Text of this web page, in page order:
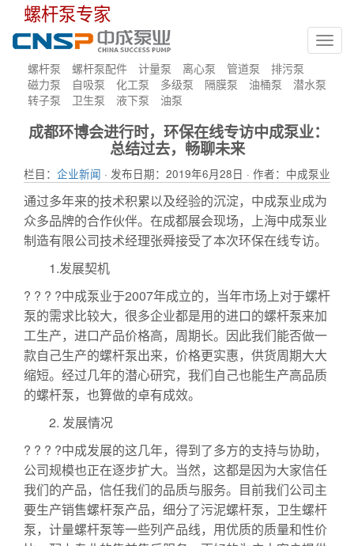
螺杆泵专家
螺杆泵 螺杆泵配件 计量泵 离心泵 管道泵
排污泵
磁力泵
自吸泵 化工泵 多级泵 隔膜泵 油桶泵
潜水泵
转子泵
卫生泵 液下泵 油泵
成都环博会进行时，环保在线专访中成泵业：
总结过去，畅聊未来
栏目： 企业新闻 · 发布日期：2019年6月28日 · 作者：中成泵业
通过多年来的技术积累以及经验的沉淀，中成泵业成为
众多品牌的合作伙伴。在成都展会现场，上海中成泵业
制造有限公司技术经理张舜接受了本次环保在线专访。
1.发展契机
? ? ? ?中成泵业于2007年成立的，当年市场上对于螺杆
泵的需求比较大，很多企业都是用的进口的螺杆泵来加
工生产，进口产品价格高，周期长。因此我们能否做一
款自己生产的螺杆泵出来，价格更实惠，供货周期大大
缩短。经过几年的潜心研究，我们自己也能生产高品质
的螺杆泵，也算做的卓有成效。
2. 发展情况
? ? ? ?中成发展的这几年，得到了多方的支持与协助，
公司规模也正在逐步扩大。当然，这都是因为大家信任
我们的产品，信任我们的品质与服务。目前我们公司主
要生产销售螺杆泵产品，细分了污泥螺杆泵，卫生螺杆
泵，计量螺杆泵等一些列产品线，用优质的质量和性价